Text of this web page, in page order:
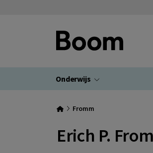
Onderwijs
Fromm
Erich P.